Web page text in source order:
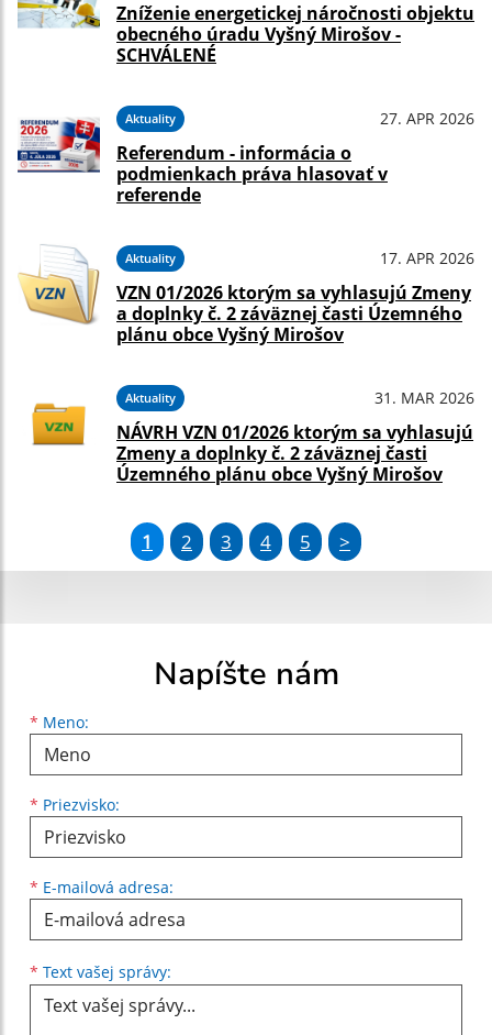
Zníženie energetickej náročnosti objektu
obecného úradu Vyšný Mirošov -
SCHVÁLENÉ
Aktuality 27. APR 2026
Referendum - informácia o
podmienkach práva hlasovať v
referende
Aktuality 17. APR 2026
VZN 01/2026 ktorým sa vyhlasujú Zmeny
a doplnky č. 2 záväznej časti Územného
plánu obce Vyšný Mirošov
Aktuality 31. MAR 2026
NÁVRH VZN 01/2026 ktorým sa vyhlasujú
Zmeny a doplnky č. 2 záväznej časti
Územného plánu obce Vyšný Mirošov
1 2 3 4 5 >
Napíšte nám
* Meno:
Meno
* Priezvisko:
Priezvisko
* E-mailová adresa:
E-mailová adresa
* Text vašej správy: